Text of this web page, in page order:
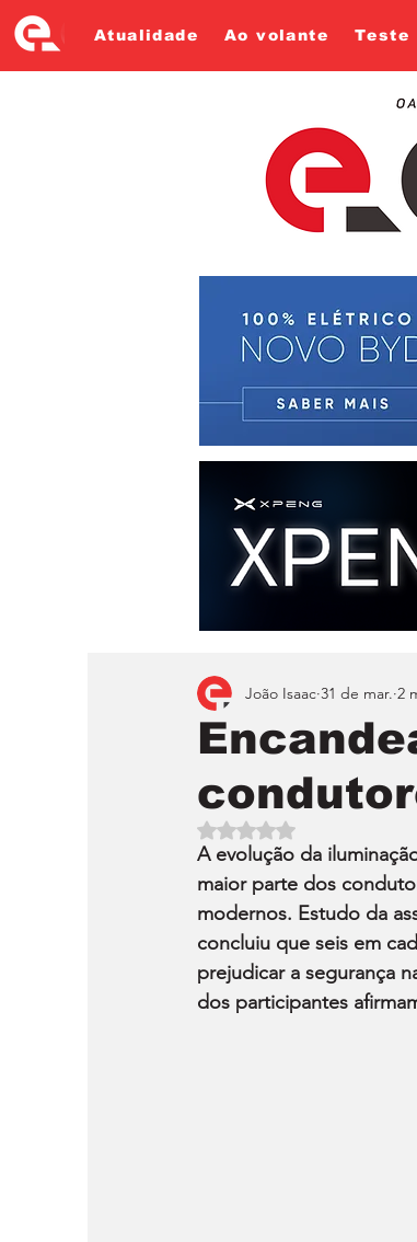
Atualidade Ao volante Teste
João Isaac 31 de mar. 2
Avaliado com NaN de 5
A evolução da
maior parte dos
modernos. Estudo da
concluiu que seis em
prejudicar a segurança
dos participantes